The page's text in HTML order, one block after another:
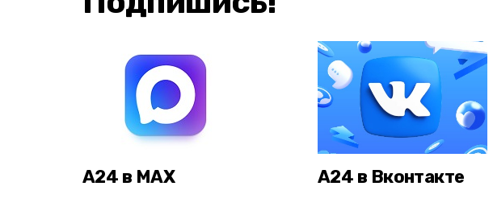
А24 в MAX А24 в Вконтакте